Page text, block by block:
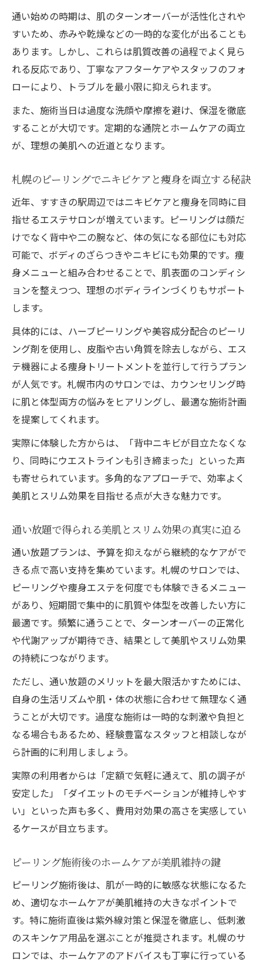
通い始めの時期は、肌のターンオーバーが活性化されや
すいため、赤みや乾燥などの一時的な変化が出ることも
あります。しかし、これらは肌質改善の過程でよく見ら
れる反応であり、丁寧なアフターケアやスタッフのフォ
ローにより、トラブルを最小限に抑えられます。
また、施術当日は過度な洗顔や摩擦を避け、保湿を徹底
することが大切です。定期的な通院とホームケアの両立
が、理想の美肌への近道となります。
札幌のピーリングでニキビケアと痩身を両立する秘訣
近年、すすきの駅周辺ではニキビケアと痩身を同時に目
指せるエステサロンが増えています。ピーリングは顔だ
けでなく背中や二の腕など、体の気になる部位にも対応
可能で、ボディのざらつきやニキビにも効果的です。痩
身メニューと組み合わせることで、肌表面のコンディシ
ョンを整えつつ、理想のボディラインづくりもサポート
します。
具体的には、ハーブピーリングや美容成分配合のピーリ
ング剤を使用し、皮脂や古い角質を除去しながら、エス
テ機器による痩身トリートメントを並行して行うプラン
が人気です。札幌市内のサロンでは、カウンセリング時
に肌と体型両方の悩みをヒアリングし、最適な施術計画
を提案してくれます。
実際に体験した方からは、「背中ニキビが目立たなくな
り、同時にウエストラインも引き締まった」といった声
も寄せられています。多角的なアプローチで、効率よく
美肌とスリム効果を目指せる点が大きな魅力です。
通い放題で得られる美肌とスリム効果の真実に迫る
通い放題プランは、予算を抑えながら継続的なケアがで
きる点で高い支持を集めています。札幌のサロンでは、
ピーリングや痩身エステを何度でも体験できるメニュー
があり、短期間で集中的に肌質や体型を改善したい方に
最適です。頻繁に通うことで、ターンオーバーの正常化
や代謝アップが期待でき、結果として美肌やスリム効果
の持続につながります。
ただし、通い放題のメリットを最大限活かすためには、
自身の生活リズムや肌・体の状態に合わせて無理なく通
うことが大切です。過度な施術は一時的な刺激や負担と
なる場合もあるため、経験豊富なスタッフと相談しなが
ら計画的に利用しましょう。
実際の利用者からは「定額で気軽に通えて、肌の調子が
安定した」「ダイエットのモチベーションが維持しやす
い」といった声も多く、費用対効果の高さを実感してい
るケースが目立ちます。
ピーリング施術後のホームケアが美肌維持の鍵
ピーリング施術後は、肌が一時的に敏感な状態になるた
め、適切なホームケアが美肌維持の大きなポイントで
す。特に施術直後は紫外線対策と保湿を徹底し、低刺激
のスキンケア用品を選ぶことが推奨されます。札幌のサ
ロンでは、ホームケアのアドバイスも丁寧に行っている